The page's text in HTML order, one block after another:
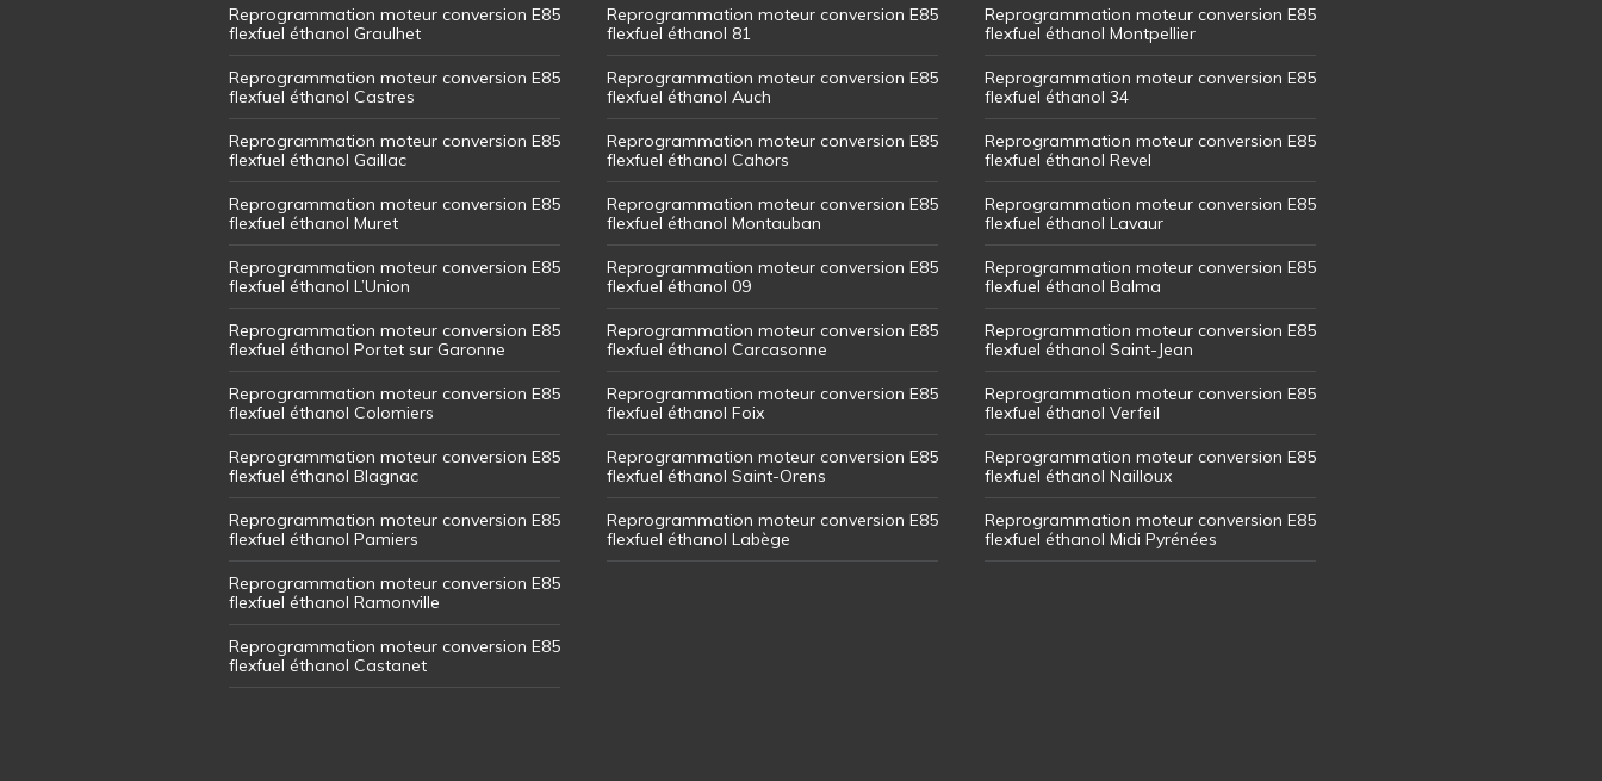
Reprogrammation moteur conversion E85
flexfuel éthanol Graulhet
Reprogrammation moteur conversion E85
flexfuel éthanol Castres
Reprogrammation moteur conversion E85
flexfuel éthanol Gaillac
Reprogrammation moteur conversion E85
flexfuel éthanol Muret
Reprogrammation moteur conversion E85
flexfuel éthanol L’Union
Reprogrammation moteur conversion E85
flexfuel éthanol Portet sur Garonne
Reprogrammation moteur conversion E85
flexfuel éthanol Colomiers
Reprogrammation moteur conversion E85
flexfuel éthanol Blagnac
Reprogrammation moteur conversion E85
flexfuel éthanol Pamiers
Reprogrammation moteur conversion E85
flexfuel éthanol Ramonville
Reprogrammation moteur conversion E85
flexfuel éthanol Castanet
Reprogrammation moteur conversion E85
flexfuel éthanol 81
Reprogrammation moteur conversion E85
flexfuel éthanol Auch
Reprogrammation moteur conversion E85
flexfuel éthanol Cahors
Reprogrammation moteur conversion E85
flexfuel éthanol Montauban
Reprogrammation moteur conversion E85
flexfuel éthanol 09
Reprogrammation moteur conversion E85
flexfuel éthanol Carcasonne
Reprogrammation moteur conversion E85
flexfuel éthanol Foix
Reprogrammation moteur conversion E85
flexfuel éthanol Saint-Orens
Reprogrammation moteur conversion E85
flexfuel éthanol Labège
Reprogrammation moteur conversion E85
flexfuel éthanol Montpellier
Reprogrammation moteur conversion E85
flexfuel éthanol 34
Reprogrammation moteur conversion E85
flexfuel éthanol Revel
Reprogrammation moteur conversion E85
flexfuel éthanol Lavaur
Reprogrammation moteur conversion E85
flexfuel éthanol Balma
Reprogrammation moteur conversion E85
flexfuel éthanol Saint-Jean
Reprogrammation moteur conversion E85
flexfuel éthanol Verfeil
Reprogrammation moteur conversion E85
flexfuel éthanol Nailloux
Reprogrammation moteur conversion E85
flexfuel éthanol Midi Pyrénées